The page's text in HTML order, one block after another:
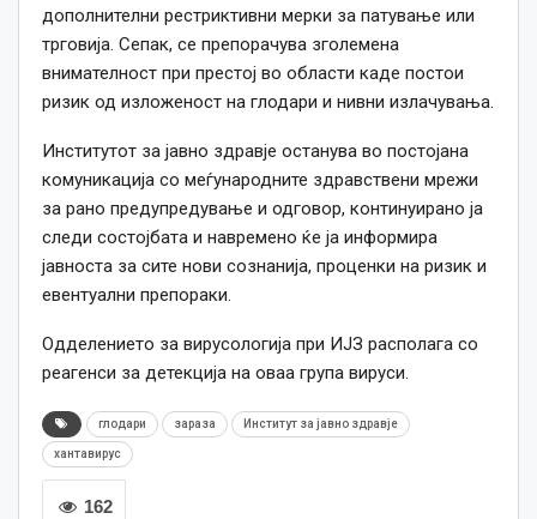
дополнителни рестриктивни мерки за патување или
трговија. Сепак, се препорачува зголемена
внимателност при престој во области каде постои
ризик од изложеност на глодари и нивни излачувања.
Институтот за јавно здравје останува во постојана
комуникација со меѓународните здравствени мрежи
за рано предупредување и одговор, континуирано ја
следи состојбата и навремено ќе ја информира
јавноста за сите нови сознанија, проценки на ризик и
евентуални препораки.
Одделението за вирусологија при ИЈЗ располага со
реагенси за детекција на оваа група вируси.
глодари зараза Институт за јавно здравје
хантавирус
162